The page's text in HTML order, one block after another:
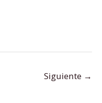
Siguiente →